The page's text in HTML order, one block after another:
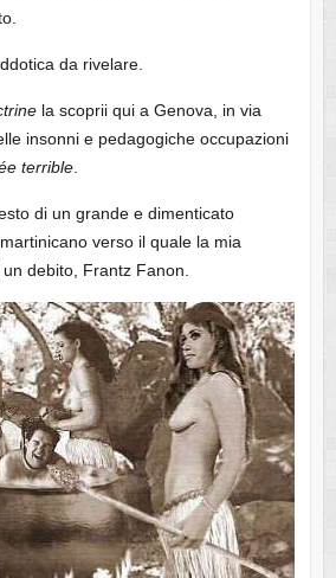
da rivelare.
la scoprii qui a Genova, in via
insonni e pedagogiche occupazioni
terrible.
di un grande e dimenticato
verso il quale la mia
debito, Frantz Fanon.